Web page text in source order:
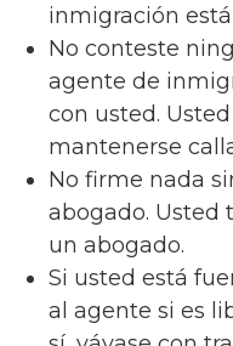
inmigración
No conteste
agente de
con usted.
mantenerse
No firme nada
abogado. Usted
un abogado.
Si usted está
al agente si es